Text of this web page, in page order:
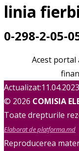
linia
0-298-2-05-
Acest
Actualizat:11.04.2023
© 2026 COMISIA
Toate drepturile
Elaborat de platforma.md
Reproducerea